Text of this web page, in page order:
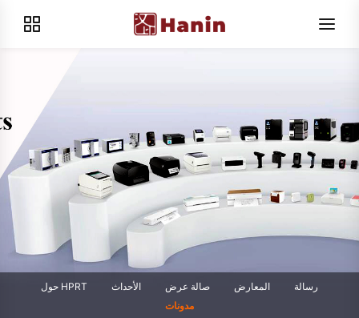
حول HPRT الأحداث صالة عرض المعارض
رسالة
مدونات